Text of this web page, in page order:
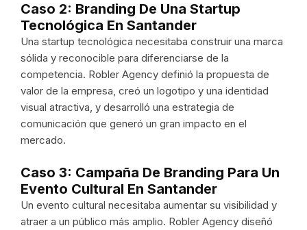
Caso 2: Branding De Una Startup
Tecnológica En Santander
Una startup tecnológica necesitaba construir una marca
sólida y reconocible para diferenciarse de la
competencia. Robler Agency definió la propuesta de
valor de la empresa, creó un logotipo y una identidad
visual atractiva, y desarrolló una estrategia de
comunicación que generó un gran impacto en el
mercado.
Caso 3: Campaña De Branding Para Un
Evento Cultural En Santander
Un evento cultural necesitaba aumentar su visibilidad y
atraer a un público más amplio. Robler Agency diseñó